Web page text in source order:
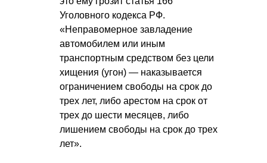
Уголовного кодекса РФ.
«Неправомерное завладение
автомобилем или иным
транспортным средством без цели
хищения (угон) — наказывается
ограничением свободы на срок до
трех лет, либо арестом на срок от
трех до шести месяцев, либо
лишением свободы на срок до трех
лет».